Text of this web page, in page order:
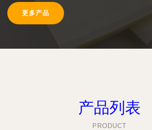
更多产品
产品列表
PRODUCT